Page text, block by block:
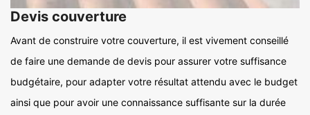
Devis couverture
Avant de construire votre couverture, il est vivement conseillé
de faire une demande de devis pour assurer votre suffisance
budgétaire, pour adapter votre résultat attendu avec le budget
ainsi que pour avoir une connaissance suffisante sur la durée